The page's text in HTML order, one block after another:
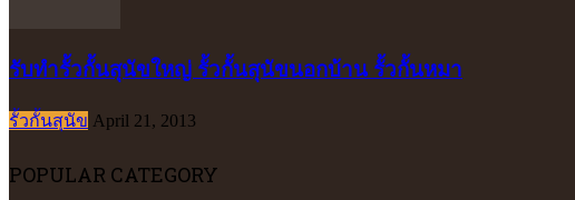
รับทำรั้วกั้นสุนัขใหญ่ รั้วกั้นสุนัขนอกบ้าน รั้วกั้นหมา
รั้วกั้นสุนัข April 21, 2013
POPULAR CATEGORY